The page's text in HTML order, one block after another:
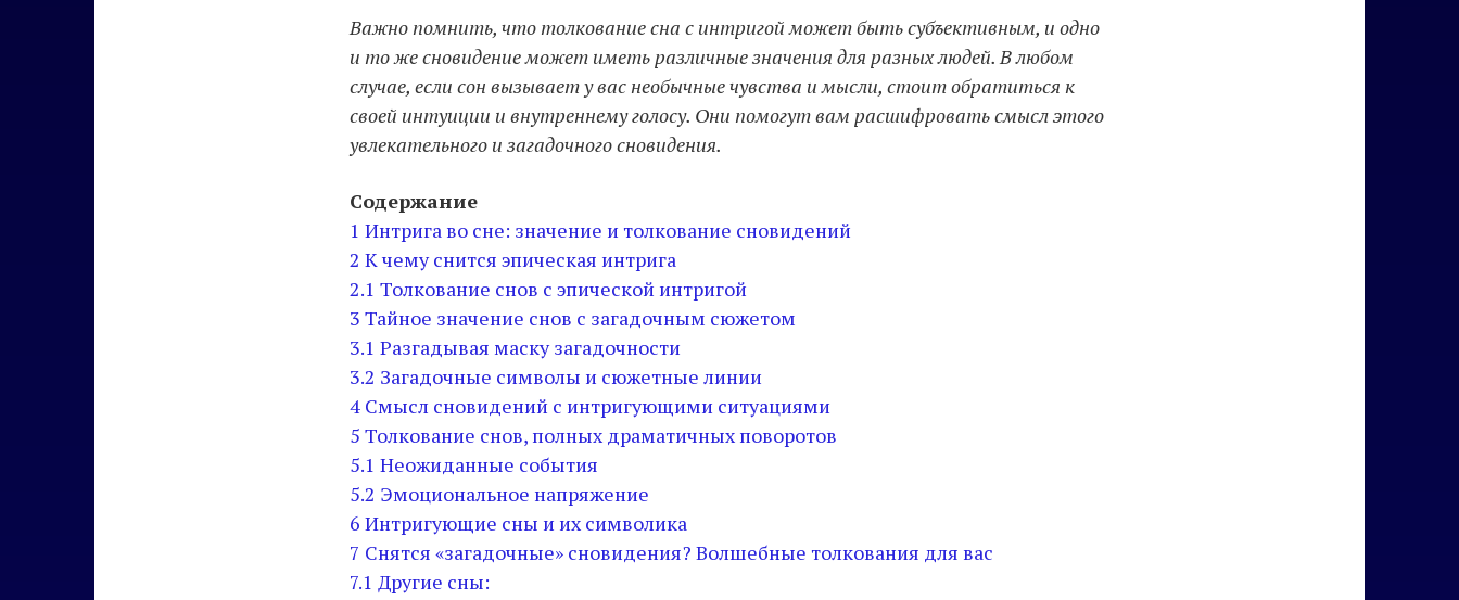
Важно помнить, что толкование сна с интригой может быть субъективным, и одно
и то же сновидение может иметь различные значения для разных людей. В любом
случае, если сон вызывает у вас необычные чувства и мысли, стоит обратиться к
своей интуиции и внутреннему голосу. Они помогут вам расшифровать смысл этого
увлекательного и загадочного сновидения.
Содержание
1 Интрига во сне: значение и толкование сновидений
2 К чему снится эпическая интрига
2.1 Толкование снов с эпической интригой
3 Тайное значение снов с загадочным сюжетом
3.1 Разгадывая маску загадочности
3.2 Загадочные символы и сюжетные линии
4 Смысл сновидений с интригующими ситуациями
5 Толкование снов, полных драматичных поворотов
5.1 Неожиданные события
5.2 Эмоциональное напряжение
6 Интригующие сны и их символика
7 Снятся «загадочные» сновидения? Волшебные толкования для вас
7.1 Другие сны: